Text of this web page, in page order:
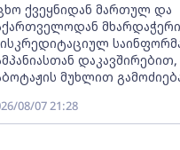
ქვეყნიდან მართულ და
დაკავშირებით,
მუხლით
08/07 21:28